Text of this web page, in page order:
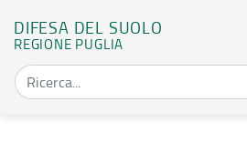
DIFESA DEL SUOLO
REGIONE PUGLIA